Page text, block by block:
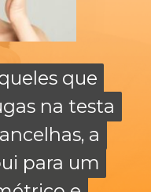
que
na testa
a
para um
que
na testa
a
para um